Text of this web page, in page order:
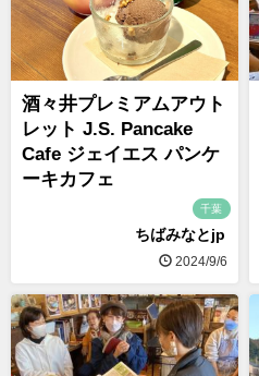
酒々井プレミアムアウト
レット J.S. Pancake
Cafe ジェイエス パンケ
ーキカフェ
千葉
ちばみなとjp
2024/9/6